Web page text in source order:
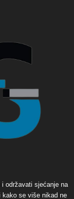
održavati sjećanje na
kako se više nikad ne